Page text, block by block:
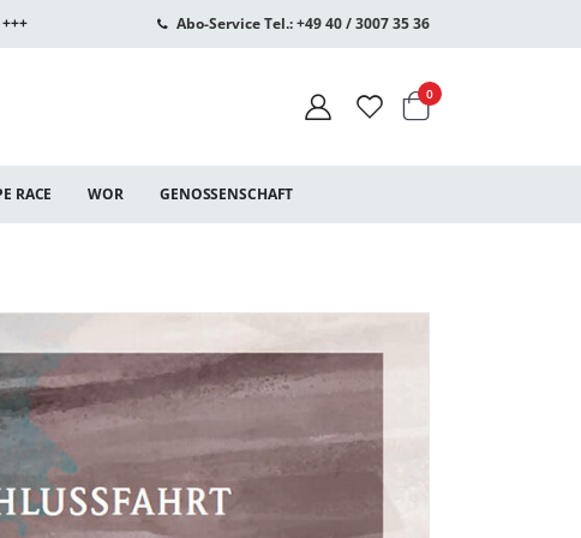
Abo-Service Tel.: +49 40 / 3007 35 36
Warenkorb
0Artikel
RACE WOR GENOSSENSCHAFT